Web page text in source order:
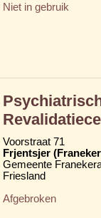
Niet in gebruik
Voorstraat 71
Frjentsjer
Gemeente
Friesland
Afgebroken